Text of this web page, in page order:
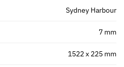
Sydney Harbour
7 mm
1522 x 225 mm